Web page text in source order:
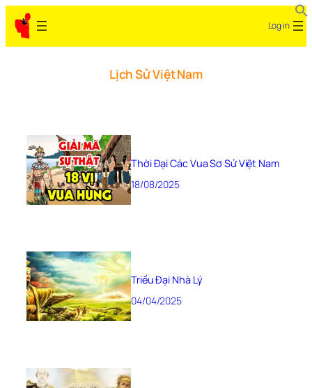
Log in
Lịch Sử Việt Nam
Thời Đại Các Vua Sơ Sử Việt Nam
18/08/2025
Triều Đại Nhà Lý
04/04/2025